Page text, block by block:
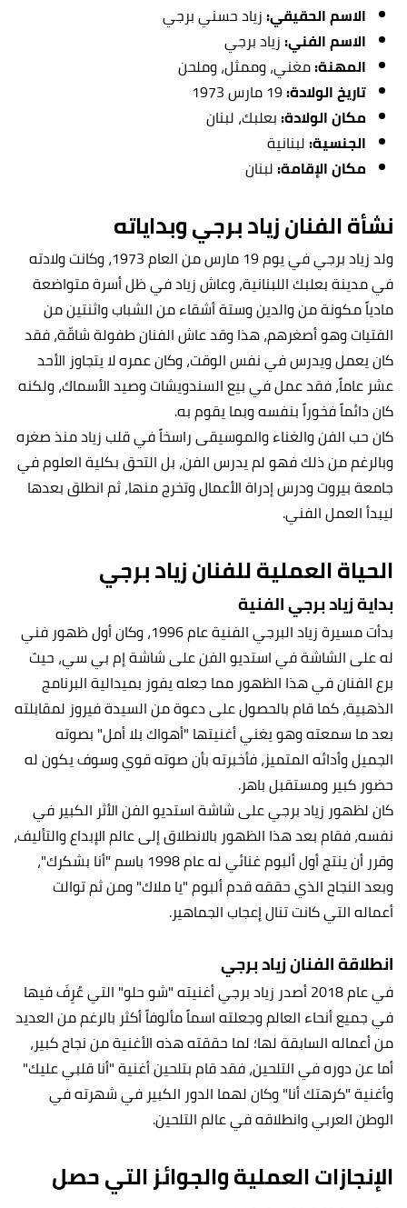
الاسم الحقيقي:زياد حسني برجي
الاسم الفني:زياد برجي
المهنة:مغني، وممثل، وملحن
تاريخ الولادة:19 مارس 1973
مكان الولادة:بعلبك، لبنان
الجنسية:لبنانية
مكان الإقامة:لبنان
نشأة الفنان زياد برجي وبداياته
ولد زياد برجي في يوم 19 مارس من العام 1973، وكانت ولادته
في مدينة بعلبك اللبنانية، وعاش زياد في ظل أسرة متواضعة
مادياً مكونة من والدين وستة أشقاء من الشباب واثنتين من
الفتيات وهو أصغرهم، هذا وقد عاش الفنان طفولة شاقّة، فقد
كان يعمل ويدرس في نفس الوقت، وكان عمره لا يتجاوز الأحد
عشر عاماً، فقد عمل في بيع السندويشات وصيد الأسماك، ولكنه
كان دائماً فخوراً بنفسه وبما يقوم به.
كان حب الفن والغناء والموسيقى راسخاً في قلب زياد منذ صغره
وبالرغم من ذلك فهو لم يدرس الفن، بل التحق بكلية العلوم في
جامعة بيروت ودرس إدراة الأعمال وتخرج منها، ثم انطلق بعدها
ليبدأ العمل الفني.
الحياة العملية للفنان زياد برجي
بداية زياد برجي الفنية
بدأت مسيرة زياد البرجي الفنية عام 1996، وكان أول ظهور فني
له على الشاشة في استديو الفن على شاشة إم بي سي، حيث
برع الفنان في هذا الظهور مما جعله يفوز بميدالية البرنامج
الذهبية، كما قام بالحصول على دعوة من السيدة فيروز لمقابلته
بعد ما سمعته وهو يغني أغنيتها "أهواك بلا أمل" بصوته
الجميل وأدائه المتميز، فأخبرته بأن صوته قوي وسوف يكون له
حضور كبير ومستقبل باهر.
كان لظهور زياد برجي على شاشة استديو الفن الأثر الكبير في
نفسه، فقام بعد هذا الظهور بالانطلاق إلى عالم الإبداع والتأليف،
وقرر أن ينتج أول ألبوم غنائي له عام 1998 باسم "أنا بشكرك"،
وبعد النجاح الذي حققه قدم ألبوم "يا ملاك" ومن ثم توالت
أعماله التي كانت تنال إعجاب الجماهير.
انطلاقة الفنان زياد برجي
في عام 2018 أصدر زياد برجي أغنيته "شو حلو" التي عُرِفَ فيها
في جميع أنحاء العالم وجعلته اسماً مألوفاً أكثر بالرغم من العديد
من أعماله السابقة لها؛ لما حققته هذه الأغنية من نجاح كبير،
أما عن دوره في التلحين، فقد قام بتلحين أغنية "أنا قلبي عليك"
وأغنية "كرهتك أنا" وكان لهما الدور الكبير في شهرته في
الوطن العربي وانطلاقه في عالم التلحين.
الإنجازات العملية والجوائز التي حصل